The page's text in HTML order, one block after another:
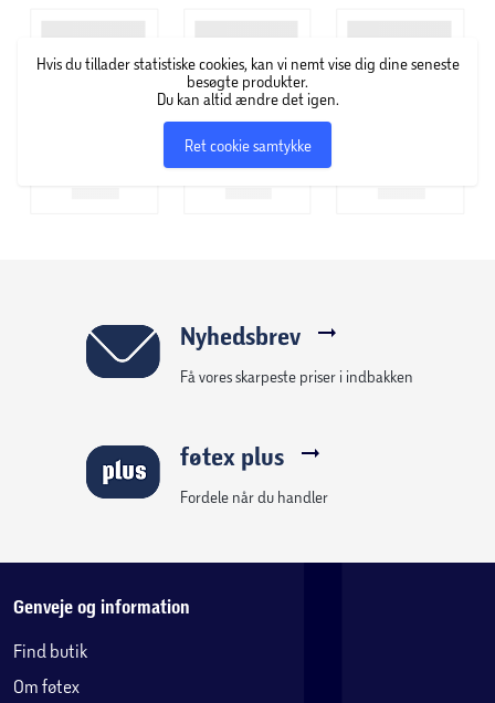
Hvis du tillader statistiske cookies, kan vi nemt vise dig dine seneste
besøgte produkter.
Du kan altid ændre det igen.
Ret cookie samtykke
Nyhedsbrev
Få vores skarpeste priser i indbakken
føtex plus
Fordele når du handler
Genveje og information
Find butik
Om føtex